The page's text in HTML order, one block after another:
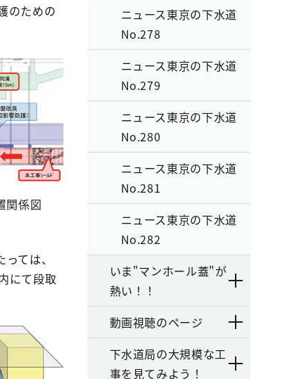
のための
関係図
ては、
にて段取
ニュース東京の下水道
No.278
ニュース東京の下水道
No.279
ニュース東京の下水道
No.280
ニュース東京の下水道
No.281
ニュース東京の下水道
No.282
いま"マンホール蓋"が
熱い！！
動画視聴のページ
下水道局の大規模な工
事を見てみよう！